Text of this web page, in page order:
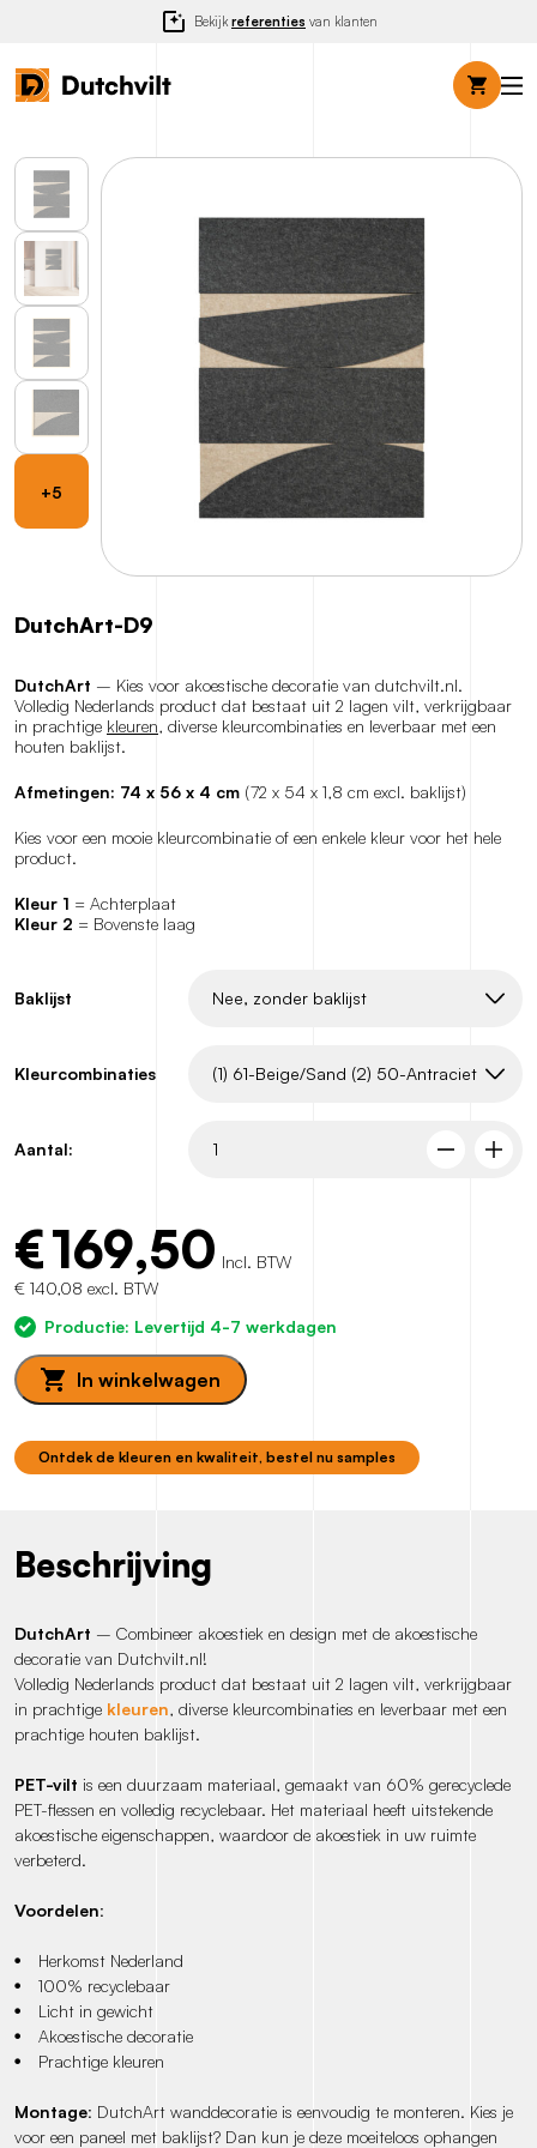
Bekijk referenties van klanten
+5
DutchArt-D9
DutchArt – Kies voor akoestische decoratie van dutchvilt.nl.
Volledig Nederlands product dat bestaat uit 2 lagen vilt, verkrijgbaar
in prachtige kleuren, diverse kleurcombinaties en leverbaar met een
houten baklijst.
Afmetingen: 74 x 56 x 4 cm (72 x 54 x 1,8 cm excl. baklijst)
Kies voor een mooie kleurcombinatie of een enkele kleur voor het hele
product.
Kleur 1 = Achterplaat
Kleur 2 = Bovenste laag
Baklijst
Kleurcombinaties
Aantal:
€169,50 Incl. BTW
€ 140,08 excl. BTW
Productie: Levertijd 4-7 werkdagen
In winkelwagen
Ontdek de kleuren en kwaliteit, bestel nu samples
Beschrijving
DutchArt – Combineer akoestiek en design met de akoestische
decoratie van Dutchvilt.nl!
Volledig Nederlands product dat bestaat uit 2 lagen vilt, verkrijgbaar
in prachtige kleuren, diverse kleurcombinaties en leverbaar met een
prachtige houten baklijst.
PET-vilt is een duurzaam materiaal, gemaakt van 60% gerecyclede
PET-flessen en volledig recyclebaar. Het materiaal heeft uitstekende
akoestische eigenschappen, waardoor de akoestiek in uw ruimte
verbeterd.
Voordelen:
Herkomst Nederland
100% recyclebaar
Licht in gewicht
Akoestische decoratie
Prachtige kleuren
Montage: DutchArt wanddecoratie is eenvoudig te monteren. Kies je
voor een paneel met baklijst? Dan kun je deze moeiteloos ophangen